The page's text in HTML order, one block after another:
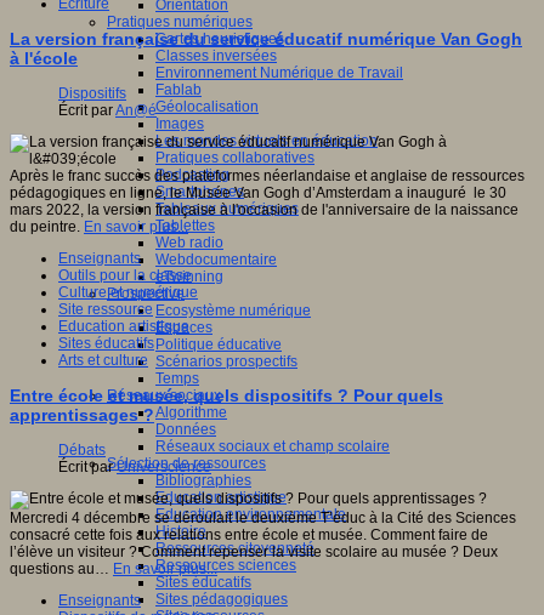
Orientation
Pratiques numériques
Cartes heuristiques
Classes inversées
Environnement Numérique de Travail
Fablab
Géolocalisation
Images
Les mondes virtuels en éducation
Pratiques collaboratives
Podcasting
Smartphones
Tableaux numériques
Tablettes
Web radio
Webdocumentaire
eTwinning
Prospective
Ecosystème numérique
Espaces
Politique éducative
Scénarios prospectifs
Temps
Réseaux sociaux
Algorithme
Données
Réseaux sociaux et champ scolaire
Sélection de ressources
Bibliographies
Education artistique
Education environnementale
Histoire
Ressources citoyenneté
Ressources sciences
Sites éducatifs
Sites pédagogiques
Ecriture
La version française du service éducatif numérique Van Gogh
à l'école
Dispositifs
Écrit parAn@é
Après le franc succès des plateformes néerlandaise et anglaise de ressources
pédagogiques en ligne, le Musée Van Gogh d’Amsterdam a inauguré le 30
mars 2022, la version française à l'occasion de l'anniversaire de la naissance
du peintre. En savoir plus...
Enseignants
Outils pour la classe
Culture et numérique
Site ressource
Education artistique
Sites éducatifs
Arts et culture
Entre école et musée, quels dispositifs ? Pour quels
apprentissages ?
Débats
Écrit parUniverscience
Mercredi 4 décembre se déroulait le deuxième T’éduc à la Cité des Sciences
consacré cette fois aux relations entre école et musée. Comment faire de
l’élève un visiteur ? Comment repenser la visite scolaire au musée ? Deux
questions au… En savoir plus...
Enseignants